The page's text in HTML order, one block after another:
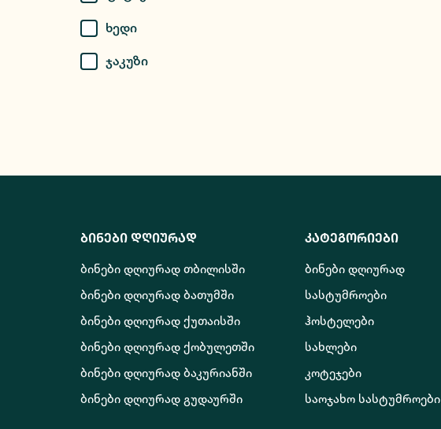
Ხედი
Ჯაკუზი
ბინები დღიურად
ბინები დღიურად თბილისში
ბინები დღიურად ბათუმში
ბინები დღიურად ქუთაისში
ბინები დღიურად ქობულეთში
ბინები დღიურად ბაკურიანში
ბინები დღიურად გუდაურში
კატეგორიები
ბინები დღიურად
სასტუმროები
ჰოსტელები
სახლები
კოტეჯები
საოჯახო სასტუმროები